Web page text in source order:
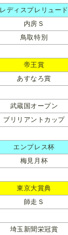
レディスプレリュード
内房Ｓ
鳥取特別
帝王賞
あすなろ賞
武蔵国オープン
ブリリアントカップ
エンプレス杯
梅見月杯
東京大賞典
師走Ｓ
埼玉新聞栄冠賞